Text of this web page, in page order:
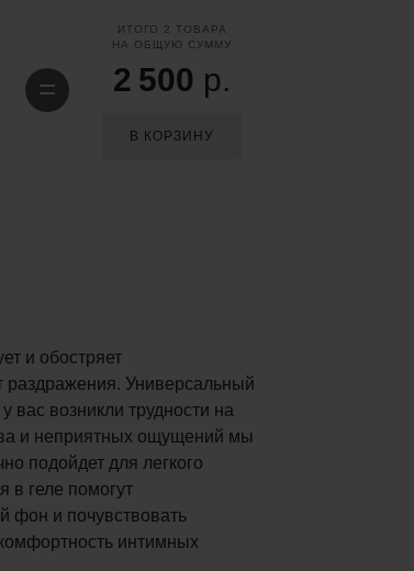
=
ИТОГО 2
ТОВАРА
НА ОБЩУЮ СУММУ
2 500 р.
В КОРЗИНУ
и обостряет
раздражения. Универсальный
вас возникли трудности на
и неприятных ощущений мы
подойдет для легкого
в геле помогут
фон и почувствовать
интимных